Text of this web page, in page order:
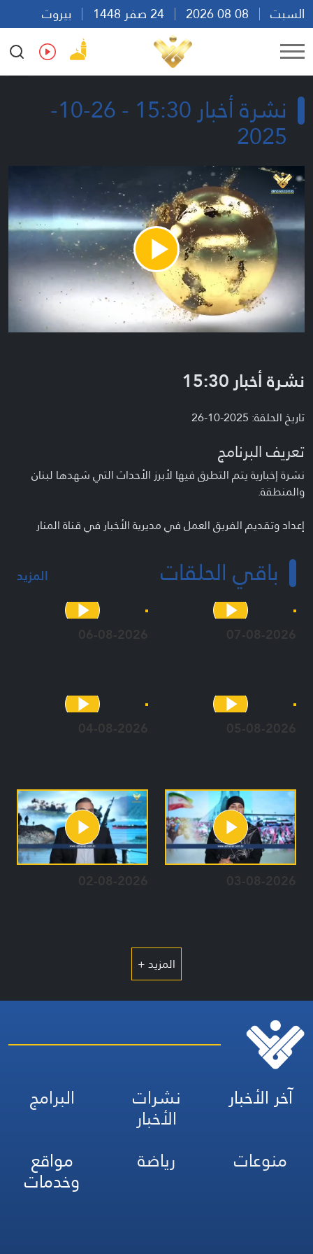
السبت
بيروت
17:12
Ar En Fr Es
نشرة أخبار 15:30 - 26-10-
2025
Play
Video
نشرة أخبار 15:30
تاريخ الحلقة: 2025-10-26
تعريف البرنامج
نشرة إخبارية يتم التطرق فيها لأبرز الأحداث التي شهدها لبنان
والمنطقة.
إعداد وتقديم الفريق العمل في مديرية الأخبار في قناة المنار
باقي الحلقات المزيد
07-08-2026
06-08-2026
05-08-2026
04-08-2026
03-08-2026
02-08-2026
المزيد +
آخر الأخبار نشرات
الأخبار
البرامج
منوعات
رياضة مواقع
وخدمات